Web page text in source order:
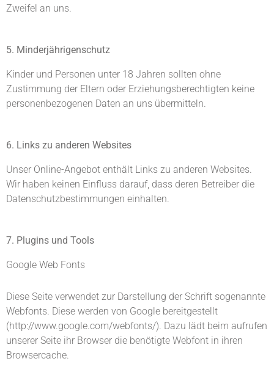
Zweifel an uns.
5. Minderjährigenschutz
Kinder und Personen unter 18 Jahren sollten ohne
Zustimmung der Eltern oder Erziehungsberechtigten keine
personenbezogenen Daten an uns übermitteln.
6. Links zu anderen Websites
Unser Online-Angebot enthält Links zu anderen Websites.
Wir haben keinen Einfluss darauf, dass deren Betreiber die
Datenschutzbestimmungen einhalten.
7. Plugins und Tools
Google Web Fonts
Diese Seite verwendet zur Darstellung der Schrift sogenannte
Webfonts. Diese werden von Google bereitgestellt
(http://www.google.com/webfonts/). Dazu lädt beim aufrufen
unserer Seite ihr Browser die benötigte Webfont in ihren
Browsercache.